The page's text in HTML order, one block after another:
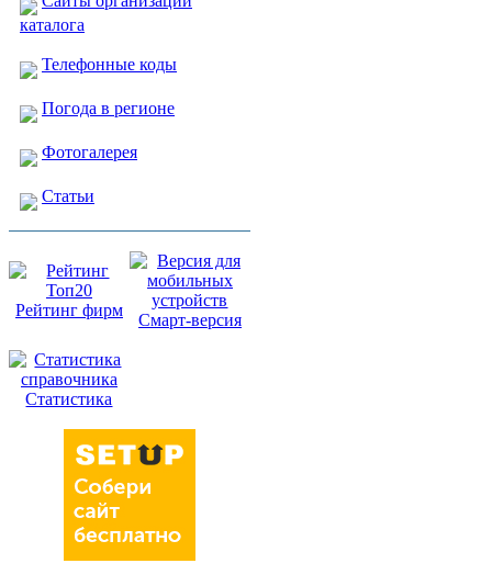
каталога
Телефонные коды
Погода в регионе
Фотогалерея
Статьи
Рейтинг фирм
Смарт-версия
Статистика